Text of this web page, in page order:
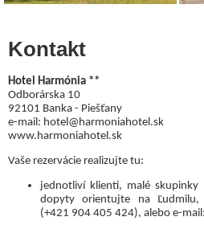
Kontakt
Hotel Harmónia **
Odborárska 10
92101 Banka - Piešťany
e-mail: hotel@harmoniahotel.sk
www.harmoniahotel.sk
Vaše rezervácie realizujte tu:
jednotliví klienti, malé
dopyty orientujte na
(+421 904 405 424), alebo e-